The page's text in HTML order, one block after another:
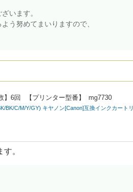
います。
う努めてまいりますので、
】 6回 【プリンター型番】 mg7730
BK/C/M/Y/GY) キヤノン[Canon]互換インクカート
。